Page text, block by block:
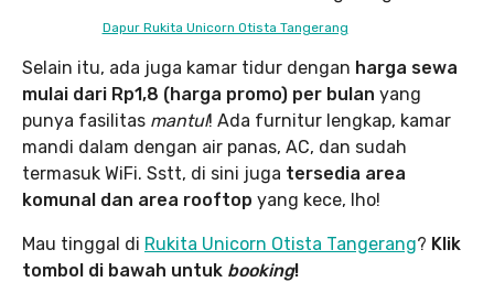
Dapur Rukita Unicorn Otista Tangerang
Selain itu, ada juga kamar tidur dengan harga sewa
mulai dari Rp1,8 (harga promo) per bulan yang
punya fasilitas mantul! Ada furnitur lengkap, kamar
mandi dalam dengan air panas, AC, dan sudah
termasuk WiFi. Sstt, di sini juga tersedia area
komunal dan area rooftop yang kece, lho!
Mau tinggal di Rukita Unicorn Otista Tangerang? Klik
tombol di bawah untuk booking!